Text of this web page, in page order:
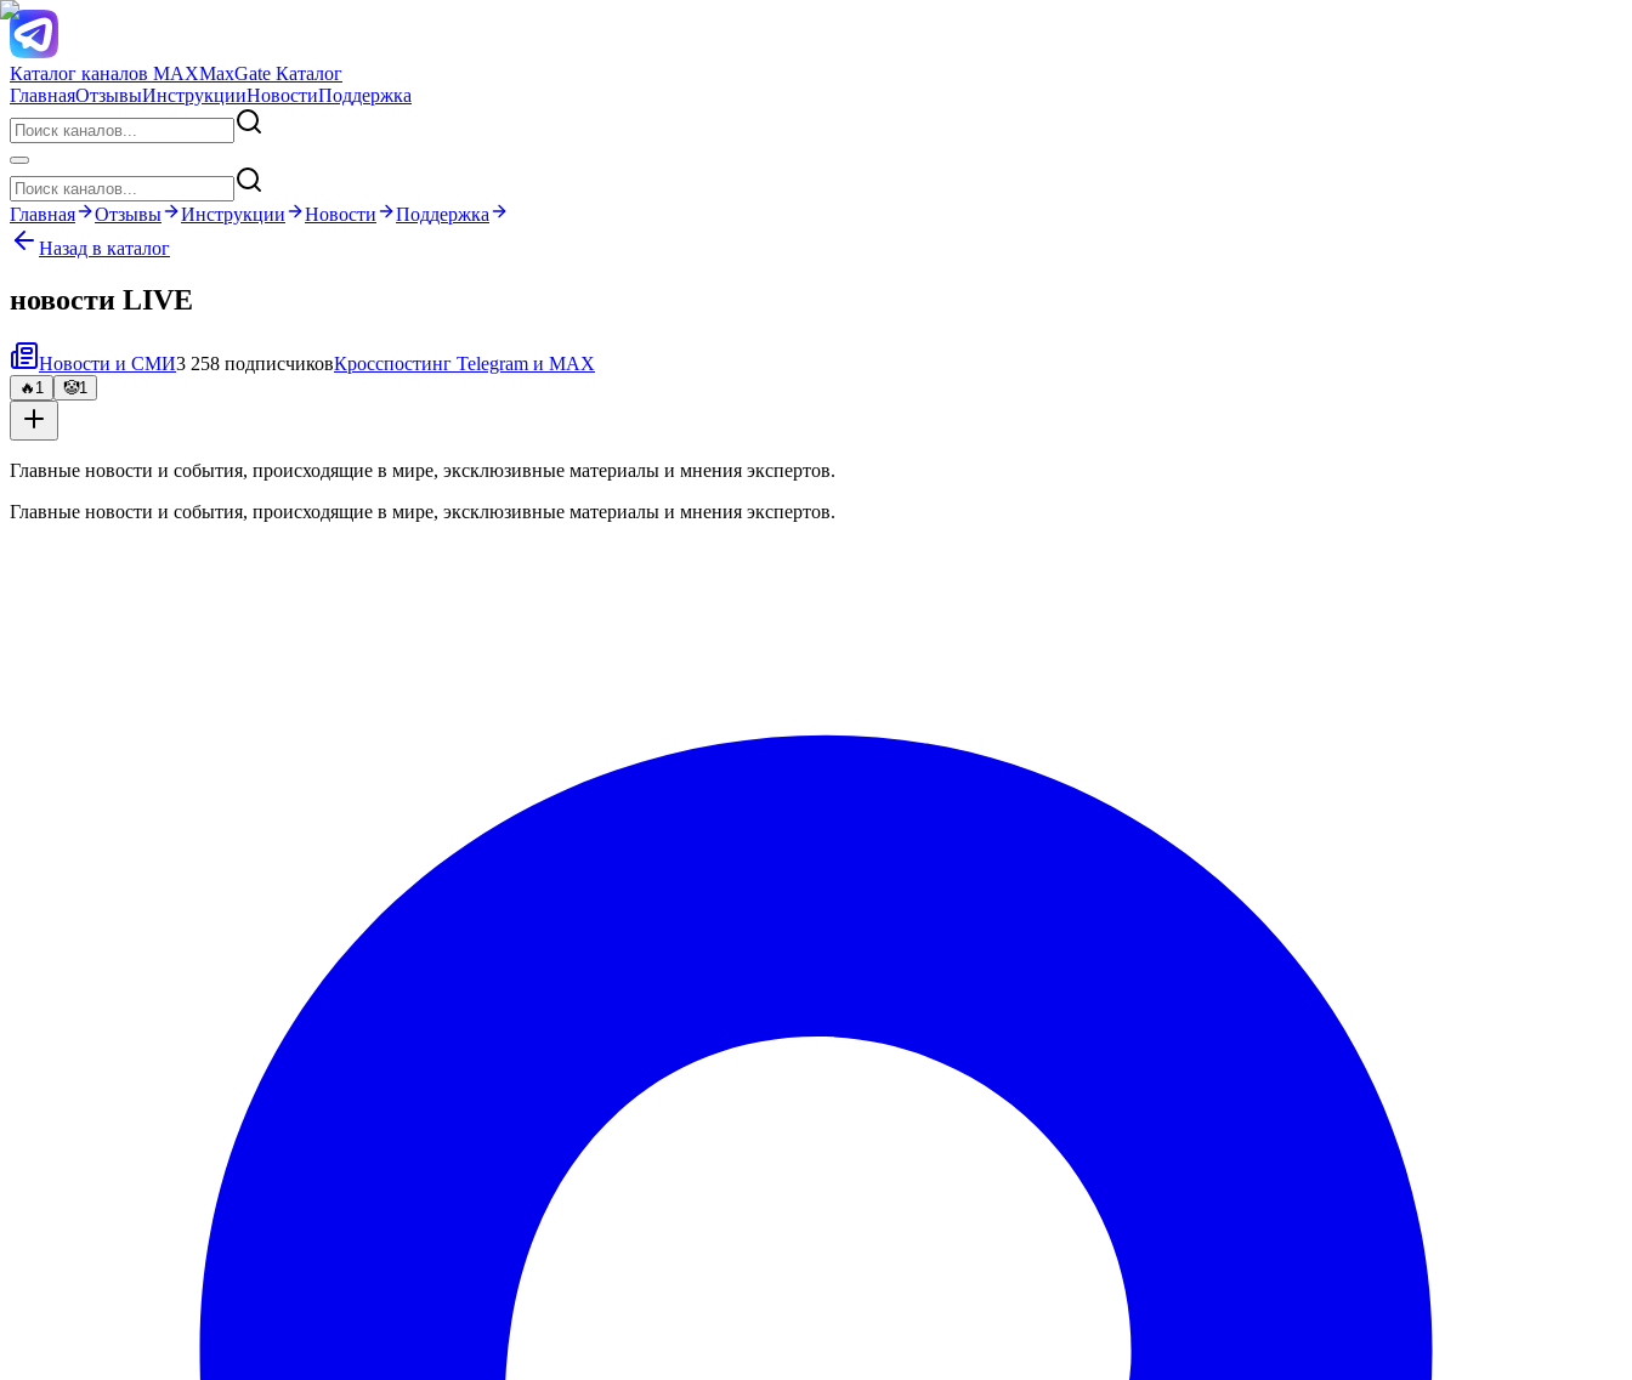
Каталог каналов MAXMaxGate Каталог
ГлавнаяОтзывыИнструкцииНовостиПоддержка
Главная Отзывы Инструкции Новости
Поддержка
Назад в каталог
новости LIVE
Новости и СМИ3 258 подписчиковКросспостинг Telegram и MAX
🔥 1 🤡1
Главные новости и события, происходящие в мире, эксклюзивные материалы и мнения экспертов.
Главные новости и события, происходящие в мире, эксклюзивные материалы и мнения экспертов.